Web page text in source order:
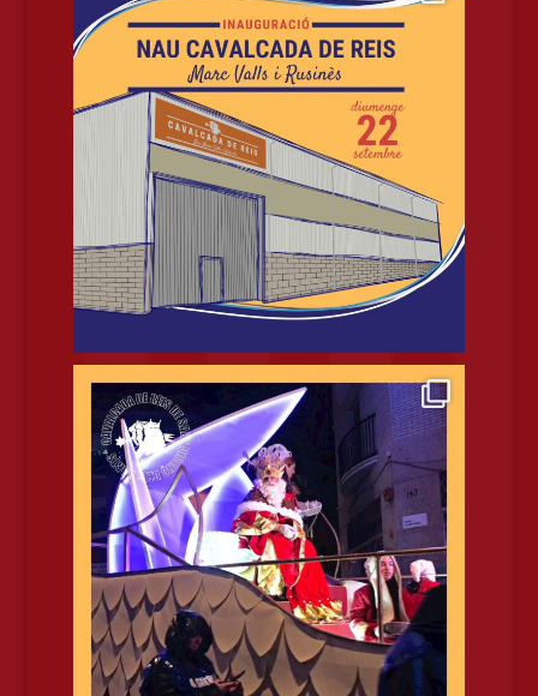
Contacta!
Contacta amb la Comissió per a qualsevol
dubte o suggeriment:
info@cavalcadadereis.cat